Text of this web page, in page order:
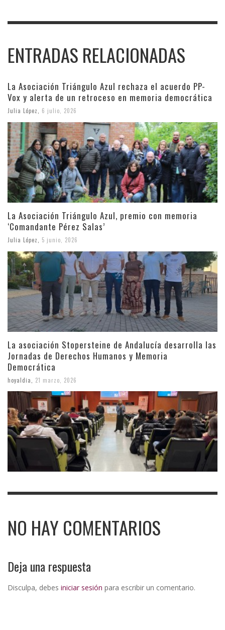
ENTRADAS RELACIONADAS
La Asociación Triángulo Azul rechaza el acuerdo PP-
Vox y alerta de un retroceso en memoria democrática
Julia López 6 julio, 2026
La Asociación Triángulo Azul, premio con memoria
‘Comandante Pérez Salas’
Julia López 5 junio, 2026
La asociación Stopersteine de Andalucía desarrolla las
Jornadas de Derechos Humanos y Memoria
Democrática
hoyaldia 21 marzo, 2026
NO HAY COMENTARIOS
Deja una respuesta
Disculpa, debes iniciar sesión para escribir un comentario.